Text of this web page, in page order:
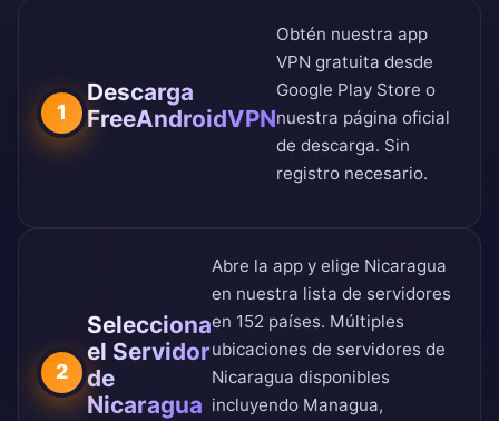
1
Descarga
FreeAndroidVPN
Obtén nuestra app
VPN gratuita desde
Google Play Store o
nuestra página oficial
de descarga. Sin
registro necesario.
2
Selecciona
el Servidor
de
Nicaragua
Abre la app y elige Nicaragua
en nuestra lista de servidores
en 152 países. Múltiples
ubicaciones de servidores de
Nicaragua disponibles
incluyendo Managua,